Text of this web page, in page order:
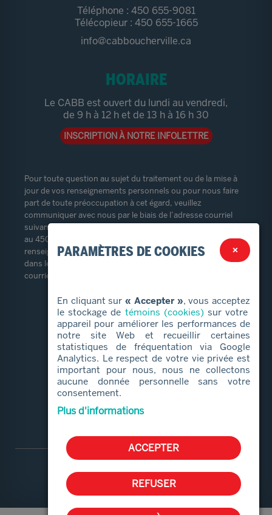
Téléphone : 450 655-9081
Télécopieur : 450 655-1665
info@cabboucherville.ca
HORAIRE
Le CABB est ouvert du lundi au vendredi,
de 9 h à 12 h et de 13 h à 16 h 30
INSCRIPTION À NOTRE INFOLETTRE
Pour toute question au sujet du traitement ou de la mise à
jour de vos renseignements personnels ou pour nous faire
part de toute préoccupation à cet égard, veuillez
communiquer avec nous par le biais de l’adresse courriel
suivante :
au 450-655-9081. Le responsable de la protection des
renseignements personnels prendra contact avec vous
dans les trente (30) jours suivant la réception de votre
courriel.
LIENS RAPIDES
Services alimentaires
Proches aidants
Aide et services
Bénévolat
Qui sommes-nous
×
PARAMÈTRES DE COOKIES
En cliquant sur« Accepter », vous acceptez
le stockage de témoins (cookies) sur votre
appareil pour améliorer les performances de
notre site Web et recueillir certaines
statistiques de fréquentation via Google
Analytics. Le respect de votre vie privée est
important pour nous, nous ne collectons
aucune donnée personnelle sans votre
consentement.
Plus d'informations
ACCEPTER
REFUSER